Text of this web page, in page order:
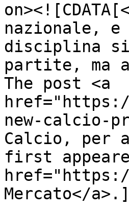
nazionale,
disciplina si
partite, ma
The post <a
href="https://
new-calcio-
Calcio, per
first
href="https://
Mercato</